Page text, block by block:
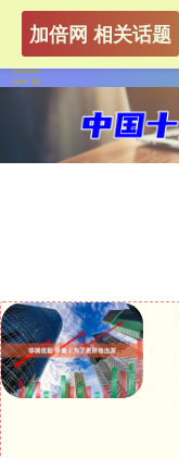
加倍网 相关话题